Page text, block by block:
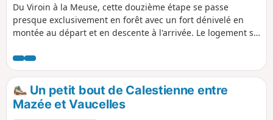
Du Viroin à la Meuse, cette douzième étape se passe
presque exclusivement en forêt avec un fort dénivelé en
montée au départ et en descente à l'arrivée. Le logement se
Un petit bout de Calestienne entre
Mazée et Vaucelles